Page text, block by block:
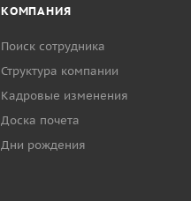
КОМПАНИЯ
Поиск сотрудника
Структура компании
Кадровые изменения
Доска почета
Дни рождения